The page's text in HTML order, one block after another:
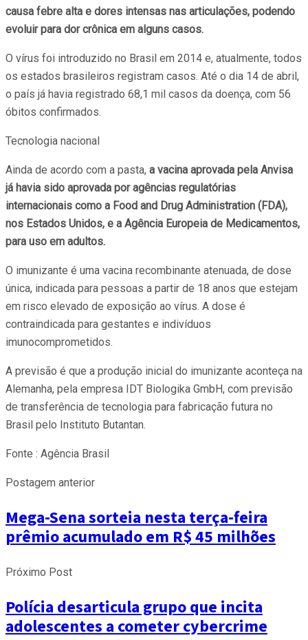
causa febre alta e dores intensas nas articulações, podendo
evoluir para dor crônica em alguns casos.
O vírus foi introduzido no Brasil em 2014 e, atualmente, todos
os estados brasileiros registram casos. Até o dia 14 de abril,
o país já havia registrado 68,1 mil casos da doença, com 56
óbitos confirmados.
Tecnologia nacional
Ainda de acordo com a pasta, a vacina aprovada pela Anvisa
já havia sido aprovada por agências regulatórias
internacionais como a Food and Drug Administration (FDA),
nos Estados Unidos, e a Agência Europeia de Medicamentos,
para uso em adultos.
O imunizante é uma vacina recombinante atenuada, de dose
única, indicada para pessoas a partir de 18 anos que estejam
em risco elevado de exposição ao vírus. A dose é
contraindicada para gestantes e indivíduos
imunocomprometidos.
A previsão é que a produção inicial do imunizante aconteça na
Alemanha, pela empresa IDT Biologika GmbH, com previsão
de transferência de tecnologia para fabricação futura no
Brasil pelo Instituto Butantan.
Fonte : Agência Brasil
Postagem anterior
Mega-Sena sorteia nesta terça-feira
prêmio acumulado em R$ 45 milhões
Próximo Post
Polícia desarticula grupo que incita
adolescentes a cometer cybercrime